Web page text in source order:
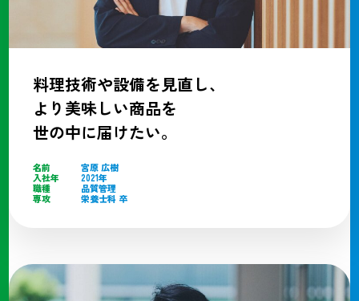
料理技術や設備を見直し、
より美味しい商品を
世の中に届けたい。
名前
宮原 広樹
入社年
2021年
職種
品質管理
専攻
栄養士科 卒